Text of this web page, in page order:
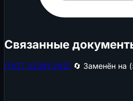
Связанные
ГОСТ 22291-2021 🔄 Заменён на